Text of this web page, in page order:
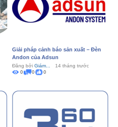
Giải pháp cảnh báo sản xuất – Đèn
Andon của Adsun
Đăng bởi Giám... 14 tháng trước
0 0 0